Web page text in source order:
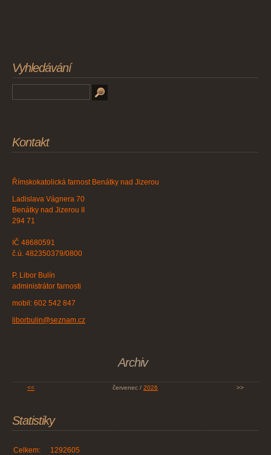
Vyhledávání
Kontakt
Římskokatolická farnost Benátky nad Jizerou
Ladislava Vágnera 70
Benátky nad Jizerou II
294 71
IČ 48680591
č.ú. 482350379/0800
P. Libor Bulín
administrátor farnosti
mobil: 602 542 847
liborbulin@seznam.cz
Archiv
<< červenec / 2026 >>
Statistiky
Celkem: 1292605